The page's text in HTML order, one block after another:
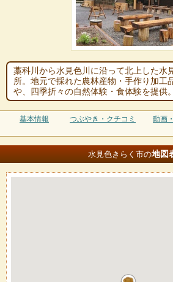
藁科川から水見色川に沿って北上した水
所。地元で採れた農林産物・手作り加工
や、四季折々の自然体験・食体験を提供。
基本情報 つぶやき・クチコミ 動画
水見色きらく市の地図